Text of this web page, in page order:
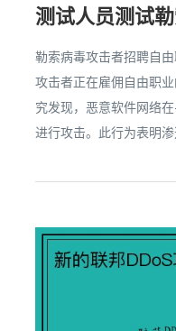
测试人员测试
勒索病毒攻击者招聘自
攻击者正在雇佣自由职
究发现，恶意软件网络
进行攻击。此行为表明